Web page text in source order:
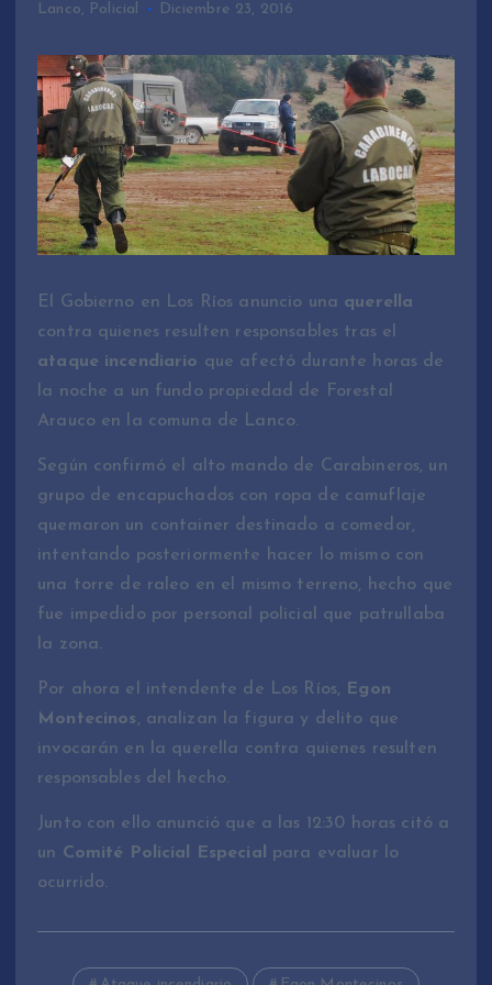
Lanco, Policial Diciembre 23, 2016
El Gobierno en Los Ríos anuncio una querella
contra quienes resulten responsables tras el
ataque incendiario que afectó durante horas de
la noche a un fundo propiedad de Forestal
Arauco en la comuna de Lanco.
Según confirmó el alto mando de Carabineros, un
grupo de encapuchados con ropa de camuflaje
quemaron un container destinado a comedor,
intentando posteriormente hacer lo mismo con
una torre de raleo en el mismo terreno, hecho que
fue impedido por personal policial que patrullaba
la zona.
Por ahora el intendente de Los Ríos,
Egon
Montecinos, analizan la figura y delito que
invocarán en la querella contra quienes resulten
responsables del hecho.
Junto con ello anunció que a las 12:30 horas citó a
un Comité Policial Especial para evaluar lo
ocurrido.